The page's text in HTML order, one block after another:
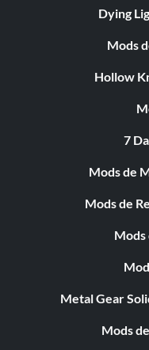
Dying
Mods
Hollow
7
Mods de
Mods de
Mods
Metal Gear
Mods